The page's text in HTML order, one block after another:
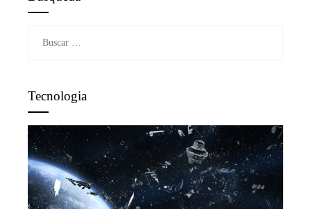
Tecnologia